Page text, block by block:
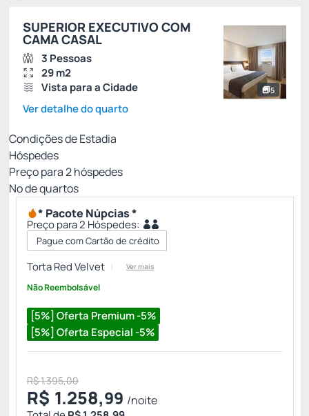
5
SUPERIOR EXECUTIVO COM
CAMA CASAL
3 Pessoas
29 m2
Vista para a Cidade
Ver detalhe do quarto
Condições de Estadia
Hóspedes
Preço para2hóspedes
Nº de quartos
* Pacote Núpcias *
Preço para 2 Hóspedes:
Pague com Cartão de crédito
[5%] Oferta Premium -5%
[5%] Oferta Especial -5%
Torta Red Velvet Ver mais
Não Reembolsável
R$ 1.395,00
R$ 1.258,99 /noite